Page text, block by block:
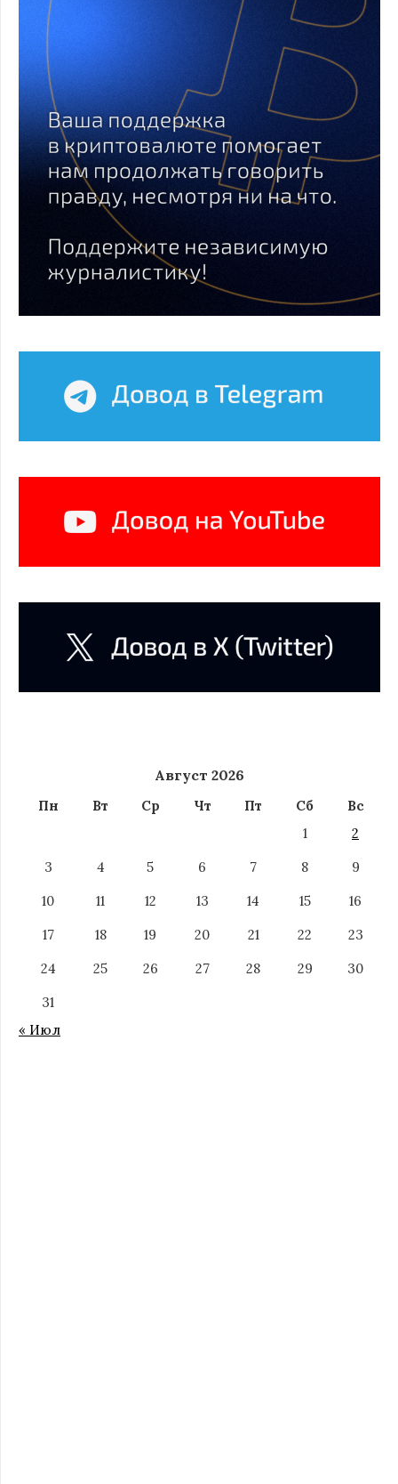
Август 2026
Пн Вт Ср Чт Пт Сб
Вс
1
2
3
4 5 6 7 8
9
10
11 12 13 14 15
16
17
18 19 20 21 22
23
24
25 26 27 28 29
30
31
« Июл